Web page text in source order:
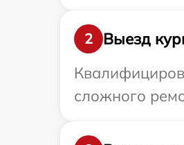
2
Выезд
сложного